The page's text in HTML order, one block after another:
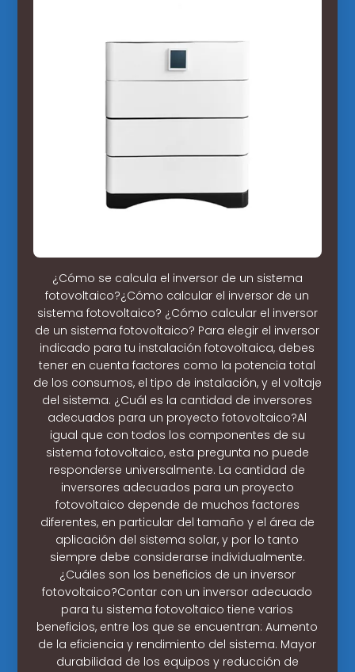
¿Cómo se calcula el inversor de un sistema
fotovoltaico?¿Cómo calcular el inversor de un
sistema fotovoltaico? ¿Cómo calcular el inversor
de un sistema fotovoltaico? Para elegir el inversor
indicado para tu instalación fotovoltaica, debes
tener en cuenta factores como la potencia total
de los consumos, el tipo de instalación, y el voltaje
del sistema. ¿Cuál es la cantidad de inversores
adecuados para un proyecto fotovoltaico?Al
igual que con todos los componentes de su
sistema fotovoltaico, esta pregunta no puede
responderse universalmente. La cantidad de
inversores adecuados para un proyecto
fotovoltaico depende de muchos factores
diferentes, en particular del tamaño y el área de
aplicación del sistema solar, y por lo tanto
siempre debe considerarse individualmente.
¿Cuáles son los beneficios de un inversor
fotovoltaico?Contar con un inversor adecuado
para tu sistema fotovoltaico tiene varios
beneficios, entre los que se encuentran: Aumento
de la eficiencia y rendimiento del sistema. Mayor
durabilidad de los equipos y reducción de